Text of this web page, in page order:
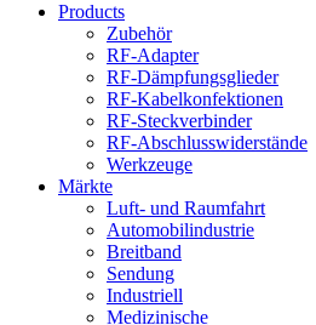
Products
Zubehör
RF-Adapter
RF-Dämpfungsglieder
RF-Kabelkonfektionen
RF-Steckverbinder
RF-Abschlusswiderstände
Werkzeuge
Märkte
Luft- und Raumfahrt
Automobilindustrie
Breitband
Sendung
Industriell
Medizinische